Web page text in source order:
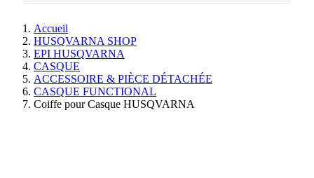
Accueil
HUSQVARNA SHOP
EPI HUSQVARNA
CASQUE
ACCESSOIRE & PIÈCE DÉTACHÉE
CASQUE FUNCTIONAL
Coiffe pour Casque HUSQVARNA